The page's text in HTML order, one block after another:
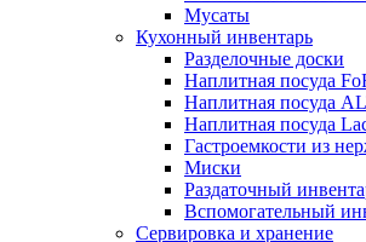
Мусаты
Кухонный инвентарь
Разделочные доски
Наплитная посуда
Наплитная посуда
Наплитная посуда
Гастроемкости из
Миски
Раздаточный
Вспомогательный
Сервировка и хранение